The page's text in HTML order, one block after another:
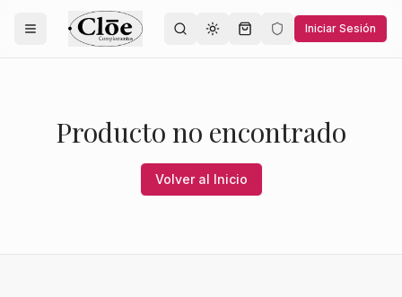
Toggle theme Iniciar Sesión
Producto no encontrado
Volver al Inicio